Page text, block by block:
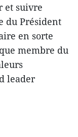
et suivre
du Président
en sorte
membre du
leader